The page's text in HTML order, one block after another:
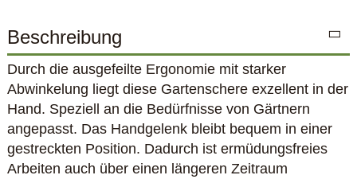
Beschreibung
Durch die ausgefeilte Ergonomie mit starker
Abwinkelung liegt diese Gartenschere exzellent in der
Hand. Speziell an die Bedürfnisse von Gärtnern
angepasst. Das Handgelenk bleibt bequem in einer
gestreckten Position. Dadurch ist ermüdungsfreies
Arbeiten auch über einen längeren Zeitraum